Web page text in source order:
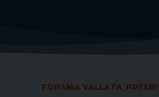
FORANIA VALLATA